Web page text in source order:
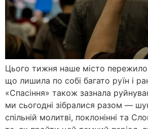
Цього тижня наше місто
що лишила по собі багато руїн і
«Спасіння» також зазнала
ми сьогодні зібралися разом —
спільній молитві, поклонінні та